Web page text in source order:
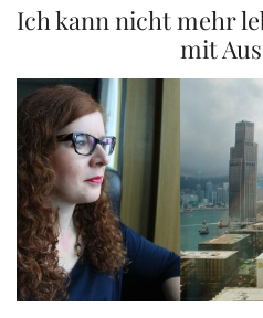
Ich kann nicht mehr
mit